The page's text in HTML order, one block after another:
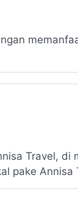
Travel, di
pake Annisa